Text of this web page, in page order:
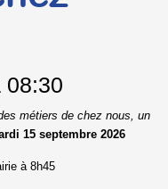
08:30
métiers de chez nous, un
15 septembre 2026
à 8h45